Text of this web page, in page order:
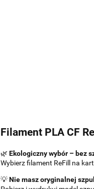
Filament PLA CF
🌿 Ekologiczny wybór – bez
Wybierz filament ReFill na
💡Nie masz oryginalnej